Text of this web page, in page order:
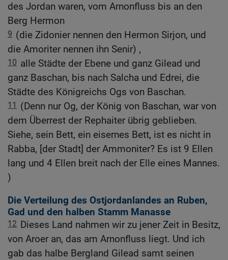
des Jordan waren, vom Arnonfluss bis an den
Berg Hermon
9 (die Zidonier nennen den Hermon Sirjon, und
die Amoriter nennen ihn Senir) ,
10 alle Städte der Ebene und ganz Gilead und
ganz Baschan, bis nach Salcha und Edrei, die
Städte des Königreichs Ogs von Baschan.
11
(Denn nur Og, der König von Baschan, war von
dem Überrest der Rephaiter übrig geblieben.
Siehe, sein Bett, ein eisernes Bett, ist es nicht in
Rabba, [der Stadt] der Ammoniter? Es ist 9 Ellen
lang und 4 Ellen breit nach der Elle eines Mannes.
)
Die Verteilung des Ostjordanlandes an Ruben,
Gad und den halben Stamm Manasse
12 Dieses Land nahmen wir zu jener Zeit in Besitz,
von Aroer an, das am Arnonfluss liegt. Und ich
gab das halbe Bergland Gilead samt seinen